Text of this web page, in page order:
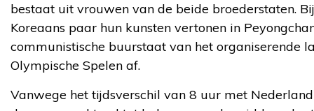
bestaat uit vrouwen van de beide broederstaten.
Koreaans paar hun kunsten vertonen in
communistische buurstaat van het organiserende
Olympische Spelen af.
Vanwege het tijdsverschil van 8 uur met